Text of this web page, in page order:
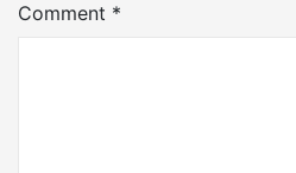
Comment *